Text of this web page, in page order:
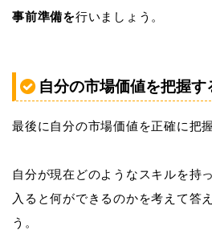
事前準備を行いましょう。
自分の市場価値を把握す
最後に自分の市場価値を正確に把
自分が現在どのようなスキルを持
入ると何ができるのかを考えて答
う。